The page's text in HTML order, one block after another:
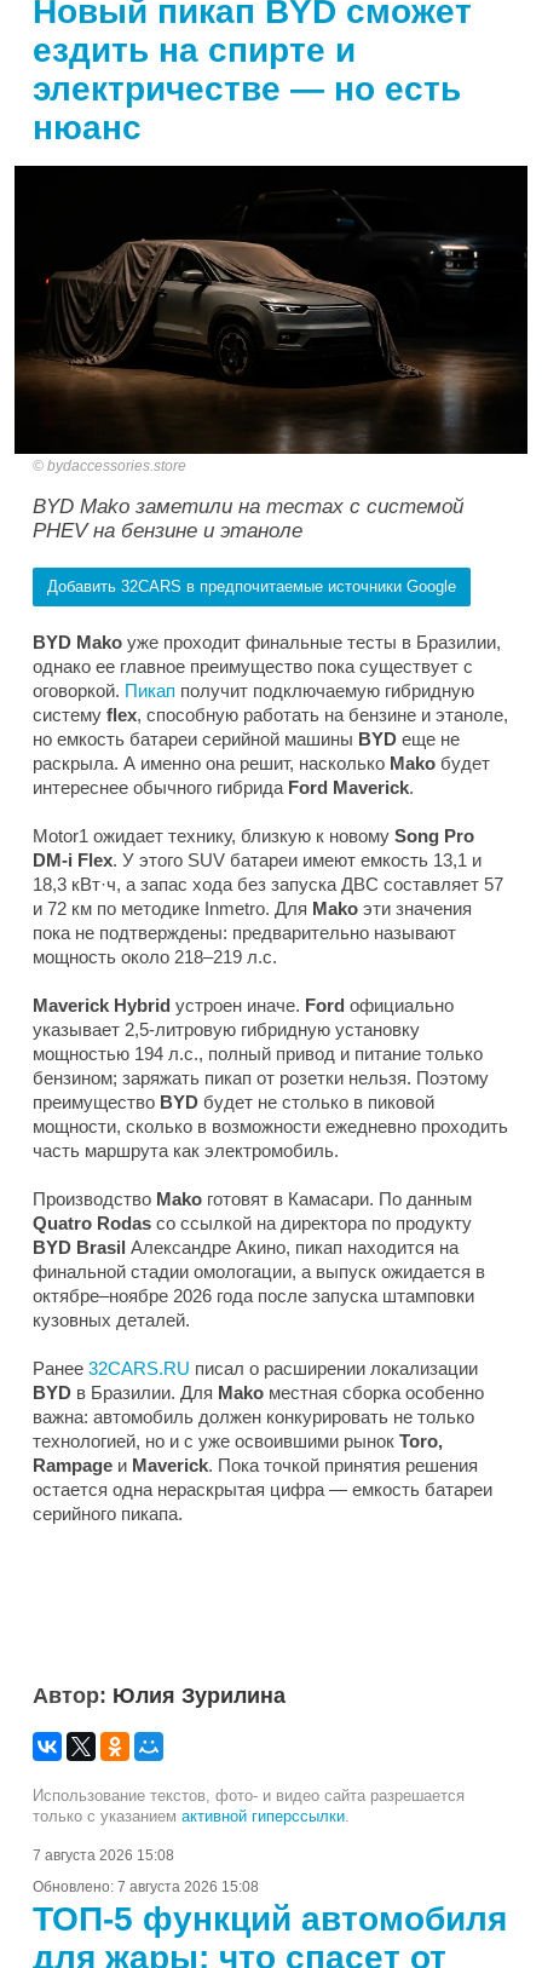
Новый пикап BYD сможет
ездить на спирте и
электричестве — но есть
нюанс
bydaccessories.store
BYD Mako заметили на тестах с системой
PHEV на бензине и этаноле
Добавить 32CARS в предпочитаемые источники Google
BYD Mako уже проходит финальные тесты в Бразилии,
однако ее главное преимущество пока существует с
оговоркой. Пикап получит подключаемую гибридную
систему flex, способную работать на бензине и этаноле,
но емкость батареи серийной машины BYD еще не
раскрыла. А именно она решит, насколько Mako будет
интереснее обычного гибрида Ford Maverick.
Motor1 ожидает технику, близкую к новому Song Pro
DM-i Flex. У этого SUV батареи имеют емкость 13,1 и
18,3 кВт·ч, а запас хода без запуска ДВС составляет 57
и 72 км по методике Inmetro. Для Mako эти значения
пока не подтверждены: предварительно называют
мощность около 218–219 л.с.
Maverick Hybrid устроен иначе. Ford официально
указывает 2,5-литровую гибридную установку
мощностью 194 л.с., полный привод и питание только
бензином; заряжать пикап от розетки нельзя. Поэтому
преимущество BYD будет не столько в пиковой
мощности, сколько в возможности ежедневно проходить
часть маршрута как электромобиль.
Производство Mako готовят в Камасари. По данным
Quatro Rodas со ссылкой на директора по продукту
BYD Brasil Александре Акино, пикап находится на
финальной стадии омологации, а выпуск ожидается в
октябре–ноябре 2026 года после запуска штамповки
кузовных деталей.
Ранее 32CARS.RU писал о расширении локализации
BYD в Бразилии. Для Mako местная сборка особенно
важна: автомобиль должен конкурировать не только
технологией, но и с уже освоившими рынок Toro,
Rampage и Maverick. Пока точкой принятия решения
остается одна нераскрытая цифра — емкость батареи
серийного пикапа.
Автор: Юлия Зурилина
Использование текстов, фото- и видео сайта разрешается
только с указанием активной гиперссылки.
7 августа 2026 15:08
Обновлено: 7 августа 2026 15:08
ТОП-5 функций автомобиля
для жары: что спасет от